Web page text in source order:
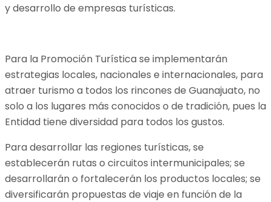
y desarrollo de empresas turísticas.
Para la Promoción Turística se implementarán
estrategias locales, nacionales e internacionales, para
atraer turismo a todos los rincones de Guanajuato, no
solo a los lugares más conocidos o de tradición, pues la
Entidad tiene diversidad para todos los gustos.
Para desarrollar las regiones turísticas, se
establecerán rutas o circuitos intermunicipales; se
desarrollarán o fortalecerán los productos locales; se
diversificarán propuestas de viaje en función de la